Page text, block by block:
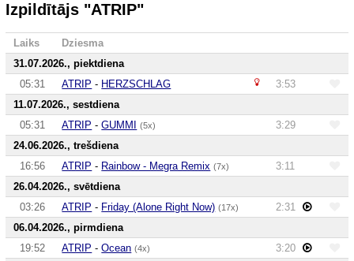
Izpildītājs "ATRIP"
Laiks
Dziesma
31.07.2026., piektdiena
05:31
ATRIP - HERZSCHLAG
3:53
11.07.2026., sestdiena
05:31
ATRIP -GUMMI (5x)
3:29
24.06.2026., trešdiena
16:56
ATRIP - Rainbow - Megra Remix (7x)
3:11
26.04.2026., svētdiena
03:26
ATRIP - Friday (Alone Right Now) (17x)
2:31
06.04.2026., pirmdiena
19:52
ATRIP -Ocean (4x)
3:20